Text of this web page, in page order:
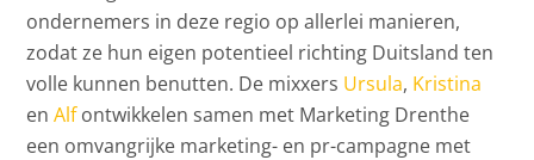
ondernemers in deze regio op allerlei manieren,
zodat ze hun eigen potentieel richting Duitsland ten
volle kunnen benutten. De mixxers Ursula, Kristina
enAlfontwikkelen samen met Marketing Drenthe
een omvangrijke marketing- en pr-campagne met